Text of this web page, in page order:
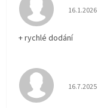
16.1.2026
+ rychlé dodání
16.7.2025